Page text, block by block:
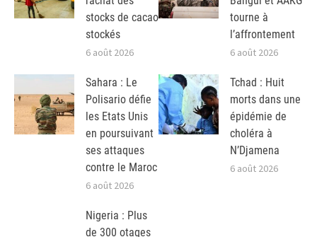
stocks de cacao
stockés
6 août 2026
tourne à
l’affrontement
6 août 2026
Sahara : Le
Polisario défie
les Etats Unis
en poursuivant
ses attaques
contre le Maroc
6 août 2026
Tchad : Huit
morts dans une
épidémie de
choléra à
N’Djamena
6 août 2026
Nigeria : Plus
de 300 otages